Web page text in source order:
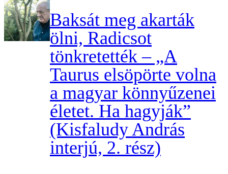
Baksát meg akarták
ölni, Radicsot
tönkretették – „A
Taurus elsöpörte volna
a magyar könnyűzenei
életet. Ha hagyják”
(Kisfaludy András
interjú, 2. rész)